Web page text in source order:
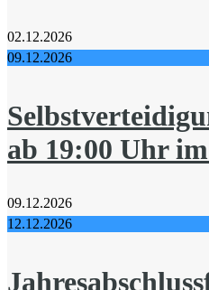
02.12.2026
09.12.2026
ab 19:00 Uhr
09.12.2026
12.12.2026